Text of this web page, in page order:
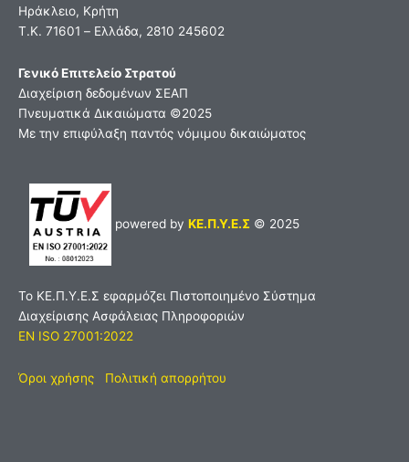
Ηράκλειο, Κρήτη
Τ.Κ. 71601 – Ελλάδα, 2810 245602
Γενικό Επιτελείο Στρατού
Διαχείριση δεδομένων ΣΕΑΠ
Πνευματικά Δικαιώματα ©2025
Με την επιφύλαξη παντός νόμιμου δικαιώματος
powered by ΚΕ.Π.Υ.Ε.Σ © 2025
Το ΚΕ.Π.Υ.Ε.Σ εφαρμόζει Πιστοποιημένο Σύστημα
Διαχείρισης Ασφάλειας Πληροφοριών
EN ISO 27001:2022
Όροι χρήσης Πολιτική απορρήτου